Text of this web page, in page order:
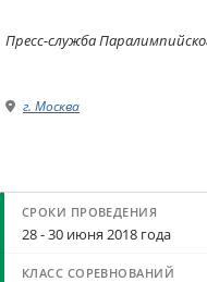
Пресс-служба
г. Москва
28 - 30 июня 2018 года